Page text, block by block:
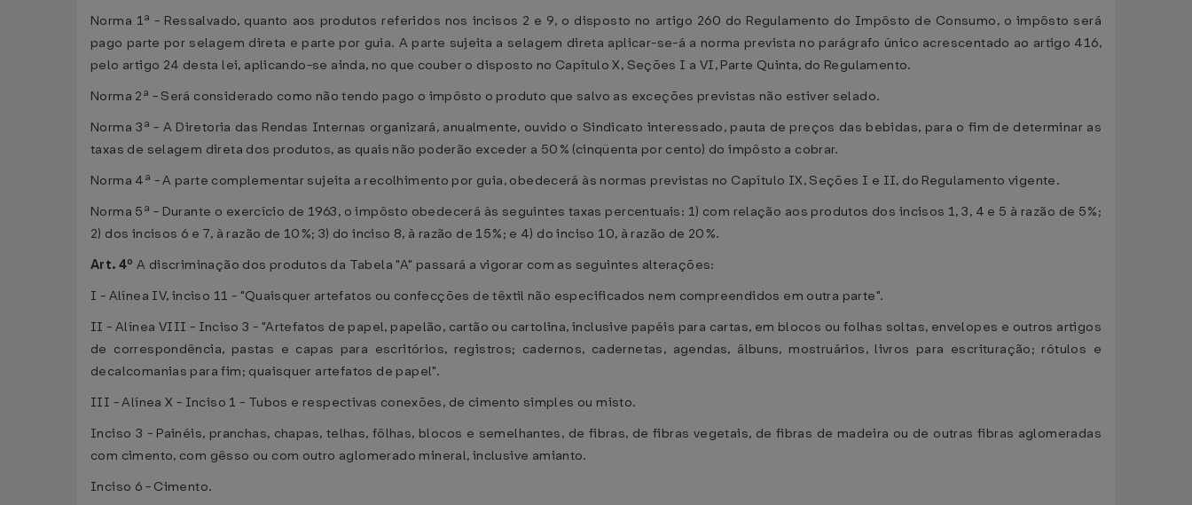
Norma 1ª - Ressalvado, quanto aos produtos referidos nos incisos 2 e 9, o disposto no artigo 260 do Regulamento do Impôsto de Consumo, o impôsto será
pago parte por selagem direta e parte por guia. A parte sujeita a selagem direta aplicar-se-á a norma prevista no parágrafo único acrescentado ao artigo 416,
pelo artigo 24 desta lei, aplicando-se ainda, no que couber o disposto no Capítulo X, Seções I a VI, Parte Quinta, do Regulamento.
Norma 2ª - Será considerado como não tendo pago o impôsto o produto que salvo as exceções previstas não estiver selado.
Norma 3ª - A Diretoria das Rendas Internas organizará, anualmente, ouvido o Sindicato interessado, pauta de preços das bebidas, para o fim de determinar as
taxas de selagem direta dos produtos, as quais não poderão exceder a 50% (cinqüenta por cento) do impôsto a cobrar.
Norma 4ª - A parte complementar sujeita a recolhimento por guia, obedecerá às normas previstas no Capítulo IX, Seções I e II, do Regulamento vigente.
Norma 5ª - Durante o exercício de 1963, o impôsto obedecerá às seguintes taxas percentuais: 1) com relação aos produtos dos incisos 1, 3, 4 e 5 à razão de 5%;
2) dos incisos 6 e 7, à razão de 10%; 3) do inciso 8, à razão de 15%; e 4) do inciso 10, à razão de 20%.
Art. 4ºA discriminação dos produtos da Tabela "A" passará a vigorar com as seguintes alterações:
I - Alínea IV, inciso 11 - "Quaisquer artefatos ou confecções de têxtil não especificados nem compreendidos em outra parte".
II - Alínea VIII - Inciso 3 - "Artefatos de papel, papelão, cartão ou cartolina, inclusive papéis para cartas, em blocos ou folhas soltas, envelopes e outros artigos
de correspondência, pastas e capas para escritórios, registros; cadernos, cadernetas, agendas, álbuns, mostruários, livros para escrituração; rótulos e
decalcomanias para fim; quaisquer artefatos de papel".
III - Alínea X - Inciso 1 - Tubos e respectivas conexões, de cimento simples ou misto.
Inciso 3 - Painéis, pranchas, chapas, telhas, fôlhas, blocos e semelhantes, de fibras, de fibras vegetais, de fibras de madeira ou de outras fibras aglomeradas
com cimento, com gêsso ou com outro aglomerado mineral, inclusive amianto.
Inciso 6 - Cimento.